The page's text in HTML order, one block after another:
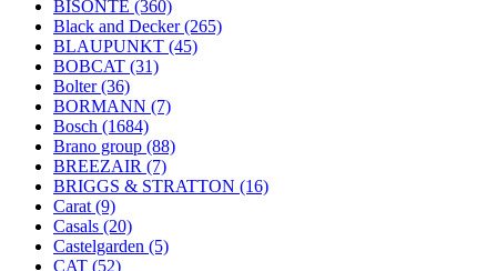
BISONTE (360)
Black and Decker(265)
BLAUPUNKT (45)
BOBCAT (31)
Bolter(36)
BORMANN (7)
Bosch (1684)
Brano group (88)
BREEZAIR (7)
BRIGGS & STRATTON (16)
Carat (9)
Casals (20)
Castelgarden (5)
CAT (52)